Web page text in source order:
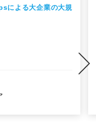
による大企業の大規